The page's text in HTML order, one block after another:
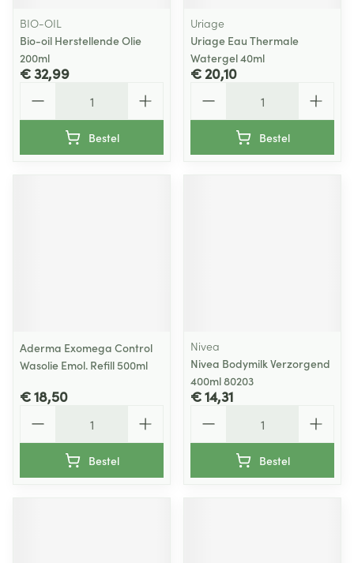
BIO-OIL
Bio-oil Herstellende Olie
200ml
€ 32,99
Bestel
Uriage
Uriage Eau Thermale
Watergel 40ml
€ 20,10
Bestel
Aderma Exomega Control
Wasolie Emol. Refill 500ml
€ 18,50
Bestel
Nivea
Nivea Bodymilk Verzorgend
400ml 80203
€ 14,31
Bestel